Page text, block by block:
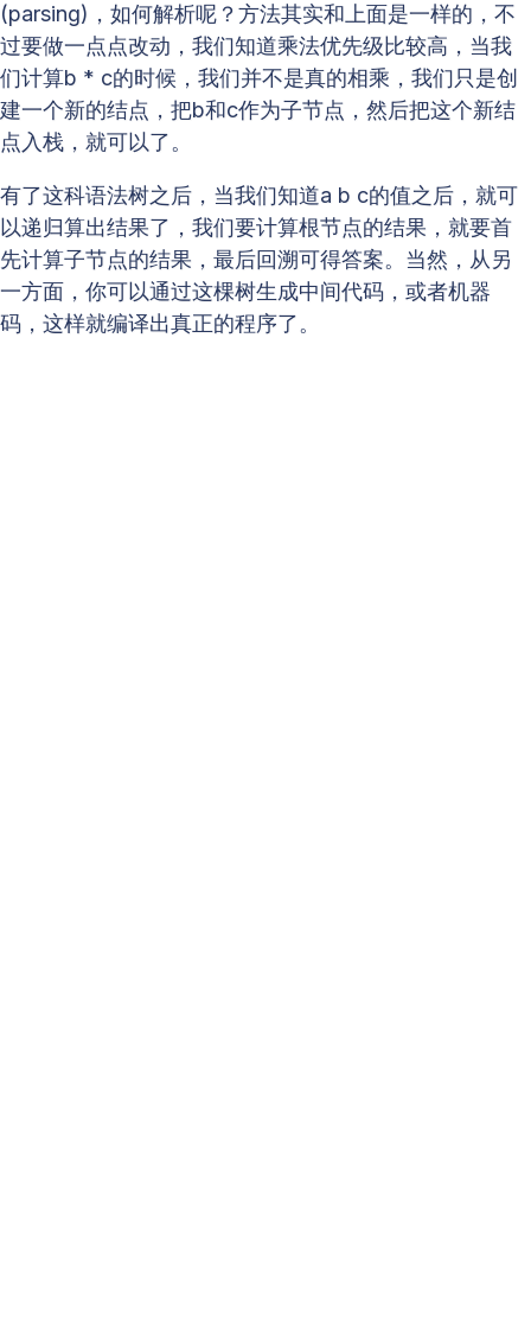
(parsing)，如何解析呢？方法其实和上面是一样的，不
过要做一点点改动，我们知道乘法优先级比较高，当我
们计算b * c的时候，我们并不是真的相乘，我们只是创
建一个新的结点，把b和c作为子节点，然后把这个新结
点入栈，就可以了。
有了这科语法树之后，当我们知道a b c的值之后，就可
以递归算出结果了，我们要计算根节点的结果，就要首
先计算子节点的结果，最后回溯可得答案。当然，从另
一方面，你可以通过这棵树生成中间代码，或者机器
码，这样就编译出真正的程序了。